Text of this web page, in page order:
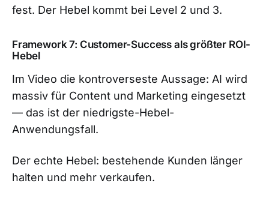
fest. Der Hebel kommt bei Level 2 und 3.
Framework 7: Customer-Success als größter ROI-
Hebel
Im Video die kontroverseste Aussage: AI wird
massiv für Content und Marketing eingesetzt
— das ist der niedrigste-Hebel-
Anwendungsfall.
Der echte Hebel: bestehende Kunden länger
halten und mehr verkaufen.